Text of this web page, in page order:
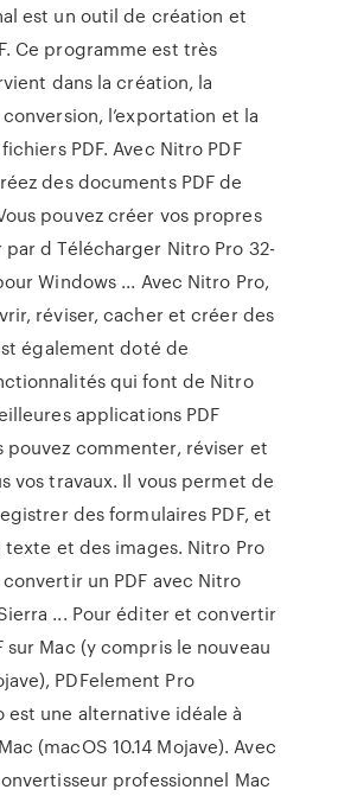
est un outil de création et
Ce programme est très
dans la création, la
l’exportation et la
PDF. Avec Nitro PDF
des documents PDF de
pouvez créer vos propres
par d Télécharger Nitro Pro 32-
Windows ... Avec Nitro Pro,
réviser, cacher et créer des
également doté de
qui font de Nitro
applications PDF
pouvez commenter, réviser et
vos travaux. Il vous permet de
des formulaires PDF, et
et des images. Nitro Pro
un PDF avec Nitro
... Pour éditer et convertir
sur Mac (y compris le nouveau
PDFelement Pro
est une alternative idéale à
(macOS 10.14 Mojave). Avec
professionnel Mac